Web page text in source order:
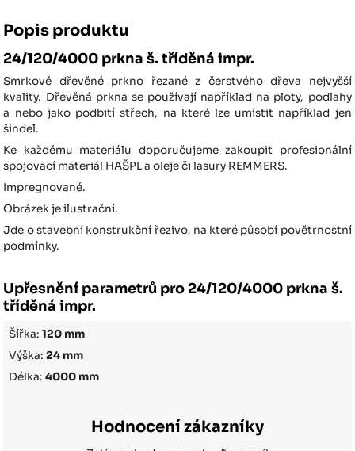
Popis produktu
24/120/4000 prkna š. tříděná impr.
Smrkové dřevěné prkno řezané z čerstvého dřeva nejvyšší
kvality. Dřevěná prkna se používají například na ploty, podlahy
a nebo jako podbití střech, na které lze umístit například jen
šindel.
Ke každému materiálu doporučujeme zakoupit profesionální
spojovací materiál HAŠPL a oleje či lasury REMMERS.
Impregnované.
Obrázek je ilustrační.
Jde o stavební konstrukční řezivo, na které působí povětrnostní
podmínky.
Upřesnění parametrů pro 24/120/4000 prkna š.
tříděná impr.
Šířka:120 mm
Výška:24 mm
Délka:4000 mm
Hodnocení zákazníky